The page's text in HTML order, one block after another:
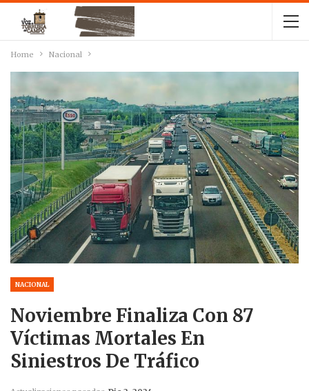
Home Nacional
NACIONAL
Noviembre Finaliza Con 87
Víctimas Mortales En
Siniestros De Tráfico